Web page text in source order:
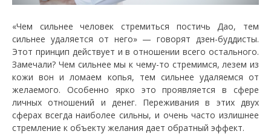
«Чем сильнее человек стремиться постичь Дао, тем
сильнее удаляется от него» — говорят дзен-буддисты.
Этот принцип действует и в отношении всего остального.
Замечали? Чем сильнее мы к чему-то стремимся, лезем из
кожи вон и ломаем копья, тем сильнее удаляемся от
желаемого. Особенно ярко это проявляется в сфере
личных отношений и денег. Переживания в этих двух
сферах всегда наиболее сильны, и очень часто излишнее
стремление к объекту желания дает обратный эффект.